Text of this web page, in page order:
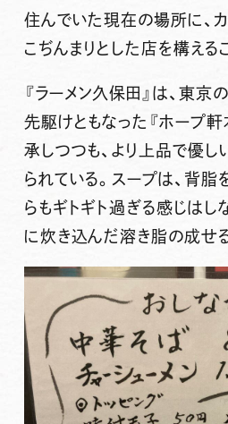
住んでいた現在の場所に、
こぢんまりとした店を構える
『ラーメン久保田』は、東京
先駆けともなった『ホープ
承しつつも、より上品で優
られている。スープは、背脂
らもギトギト過ぎる感じはし
に炊き込んだ溶き脂の成せる